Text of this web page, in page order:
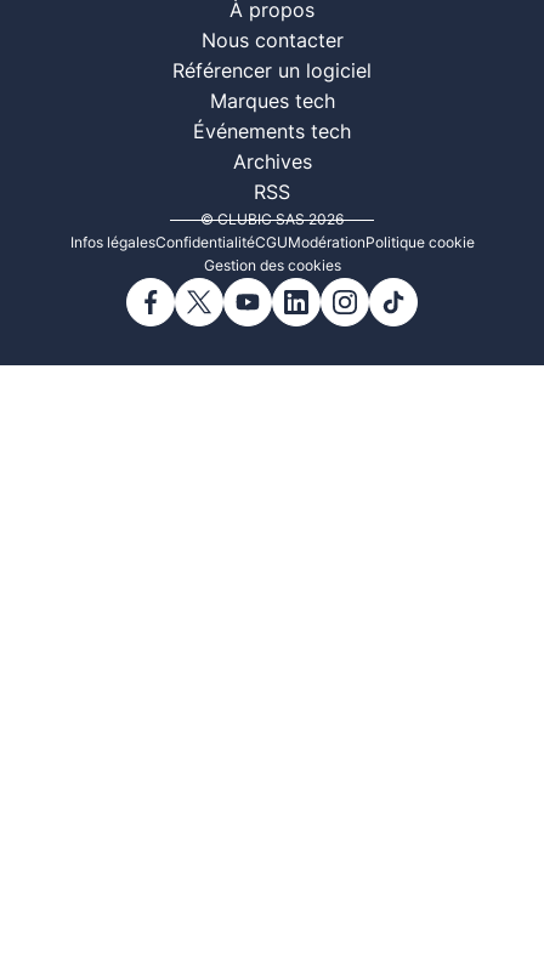
À propos
Nous contacter
Référencer un logiciel
Marques tech
Événements tech
Archives
RSS
© CLUBIC SAS 2026
Infos légalesConfidentialitéCGUModérationPolitique cookie
Gestion des cookies